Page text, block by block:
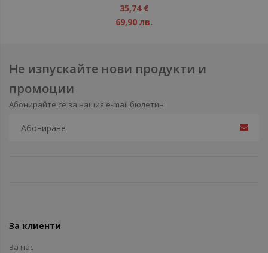
35,74 €
69,90 лв.
Не изпускайте нови продукти и
промоции
Абонирайте се за нашия e-mail бюлетин
За клиенти
За нас